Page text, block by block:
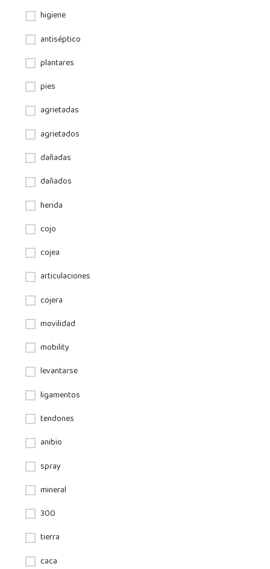
higiene
antiséptico
plantares
pies
agrietadas
agrietados
dañadas
dañados
herida
cojo
cojea
articulaciones
cojera
movilidad
mobility
levantarse
ligamentos
tendones
anibio
spray
mineral
300
tierra
caca